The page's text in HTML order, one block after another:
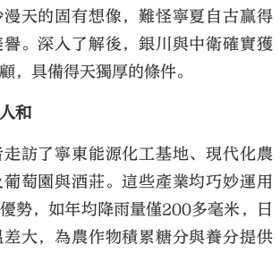
天的固有想像，難怪寧夏自古贏得
譽。深入了解後，銀川與中衛確實獲
，具備得天獨厚的條件。
和
訪了寧東能源化工基地、現代化農
萄園與酒莊。這些產業均巧妙運用
勢，如年均降雨量僅200多毫米，日
大，為農作物積累糖分與養分提供